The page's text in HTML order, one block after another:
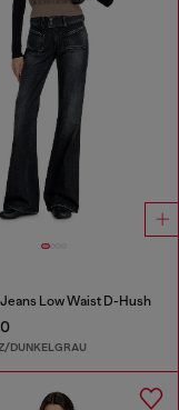
Low Waist D-Hush
DUNKELGRAU